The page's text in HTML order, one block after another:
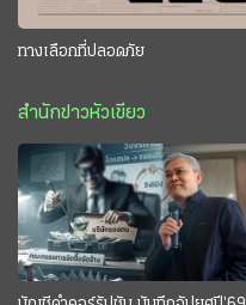
ทางเลือกที่ปลอดภัย
สำนักข่าวหัวเขียว